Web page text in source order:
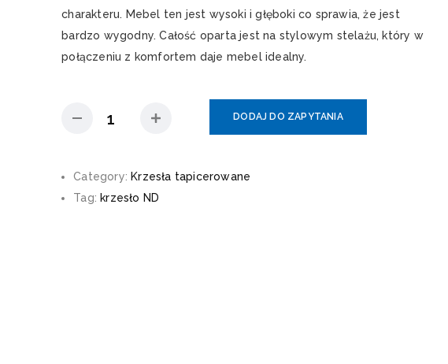
charakteru. Mebel ten jest wysoki i głęboki co sprawia, że jest
bardzo wygodny. Całość oparta jest na stylowym stelażu, który w
połączeniu z komfortem daje mebel idealny.
DODAJ DO ZAPYTANIA
Category: Krzesła tapicerowane
Tag: krzesło ND